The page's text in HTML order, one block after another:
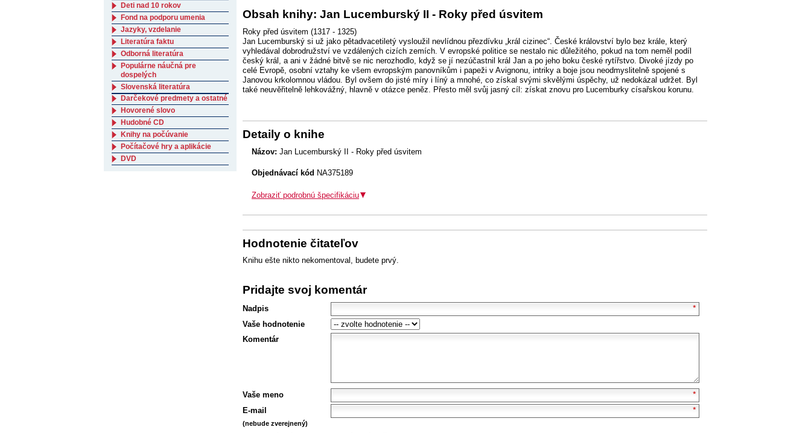
Obsah knihy: Jan Lucemburský II - Roky před úsvitem
Roky před úsvitem (1317 - 1325)
Jan Lucemburský si už jako pětadvacetiletý vysloužil nevlídnou přezdívku „král cizinec“. České království bylo bez krále, který
vyhledával dobrodružství ve vzdálených cizích zemích. V evropské politice se nestalo nic důležitého, pokud na tom neměl podíl
český král, a ani v žádné bitvě se nic nerozhodlo, když se jí nezúčastnil král Jan a po jeho boku české rytířstvo. Divoké jízdy po
celé Evropě, osobní vztahy ke všem evropským panovníkům i papeži v Avignonu, intriky a boje jsou neodmyslitelně spojené s
Janovou krkolomnou vládou. Byl ovšem do jisté míry i líný a mnohé, co získal svými skvělými úspěchy, už nedokázal udržet. Byl
také neuvěřitelně lehkovážný, hlavně v otázce peněz. Přesto měl svůj jasný cíl: získat znovu pro Lucemburky císařskou korunu.
Detaily o knihe
Názov: Jan Lucemburský II - Roky před úsvitem
Objednávací kód NA375189
Zobraziť podrobnú špecifikáciu
Hodnotenie čitateľov
Knihu ešte nikto nekomentoval, budete prvý.
Pridajte svoj komentár
Nadpis
Vaše hodnotenie
Komentár
Vaše meno
E-mail
(nebude zverejnený)
Deti nad 10 rokov
Fond na podporu umenia
Jazyky, vzdelanie
Literatúra faktu
Odborná literatúra
Populárne náučná pre
dospelých
Slovenská literatúra
Darčekové predmety a ostatné
Hovorené slovo
Hudobné CD
Knihy na počúvanie
Počítačové hry a aplikácie
DVD